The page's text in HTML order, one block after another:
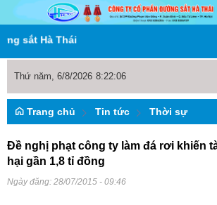
sắt Hà Thái
Thứ năm, 6/8/2026 8:22:06
Trang chủ Tin tức Thời sự
Đề nghị phạt công ty làm đá rơi khiến
hại gần 1,8 tỉ đồng
Ngày đăng: 28/07/2015 - 09:46